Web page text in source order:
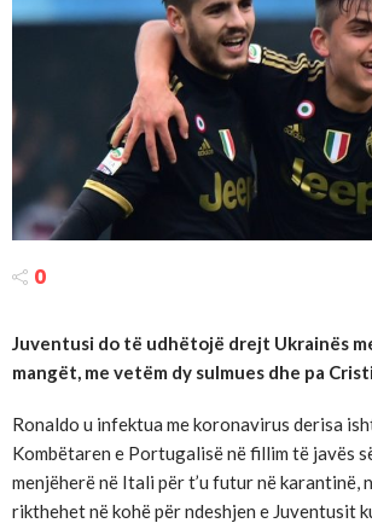
0
Juventusi do të udhëtojë drejt Ukrainës
mangët, me vetëm dy sulmues dhe pa
Ronaldo u infektua me koronavirus derisa
Kombëtaren e Portugalisë në fillim të javës
menjëherë në Itali për t’u futur në karantinë,
rikthehet në kohë për ndeshjen e Juventusit